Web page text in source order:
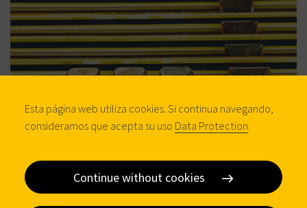
Esta página web utiliza cookies. Si continua navegando,
consideramos que acepta su uso Data Protection.
Continue without cookies